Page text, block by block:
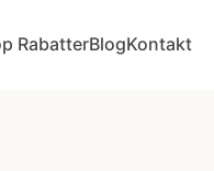
RabatterBlogKontakt